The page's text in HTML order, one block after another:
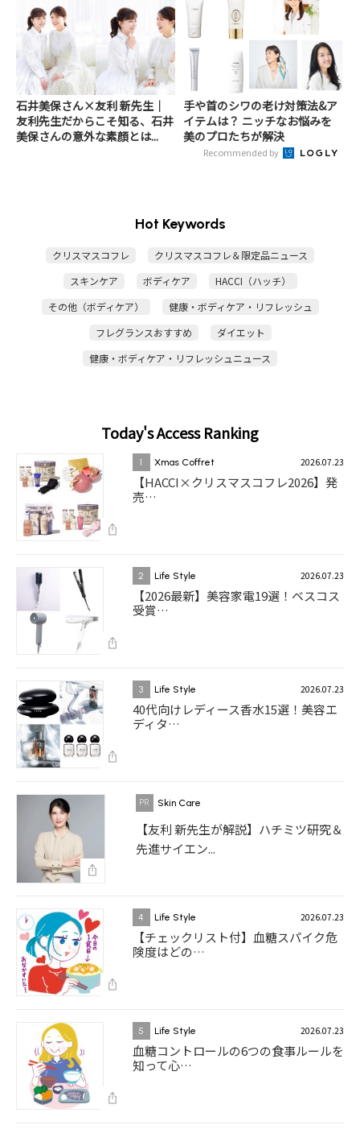
石井美保さん×友利 新先生｜
友利先生だからこそ知る、石井
美保さんの意外な素顔とは...
手や首のシワの老け対策法&ア
イテムは？ ニッチなお悩みを
美のプロたちが解決
Recommended by
Hot Keywords
クリスマスコフレ
クリスマスコフレ＆限定品ニュース
スキンケア
ボディケア
HACCI（ハッチ）
その他（ボディケア）
健康・ボディケア・リフレッシュ
フレグランスおすすめ
ダイエット
健康・ボディケア・リフレッシュニュース
Today's Access Ranking
1 Xmas Coffret 2026.07.23
【HACCI×クリスマスコフレ2026】発
売…
2 Life Style 2026.07.23
【2026最新】美容家電19選！ベスコス
受賞…
3 Life Style 2026.07.23
40代向けレディース香水15選！美容エ
ディタ…
Skin Care
【友利 新先生が解説】ハチミツ研究＆
先進サイエン...
4 Life Style 2026.07.23
【チェックリスト付】血糖スパイク危
険度はどの…
5 Life Style 2026.07.23
血糖コントロールの6つの食事ルールを
知って心…